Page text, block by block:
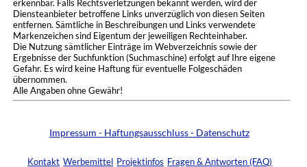
erkennbar. Falls Rechtsverletzungen bekannt werden, wird der
Diensteanbieter betroffene Links unverzüglich von diesen Seiten
entfernen. Sämtliche in Beschreibungen und Links verwendete
Markenzeichen sind Eigentum der jeweiligen Rechteinhaber.
Die Nutzung sämtlicher Einträge im Webverzeichnis sowie der
Ergebnisse der Suchfunktion (Suchmaschine) erfolgt auf Ihre eigene
Gefahr. Es wird keine Haftung für eventuelle Folgeschäden
übernommen.
Alle Angaben ohne Gewähr!
Impressum - Haftungsausschluss - Datenschutz
Kontakt Werbemittel Projektinfos Fragen & Antworten (FAQ)